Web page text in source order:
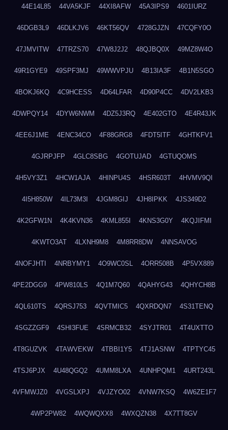
44E14L85 44VA5KJF 44XI8AFW 45A3IPS9 4601IURZ
46DGB3L9 46DLKJV6 46KT56QV 4728GJZN 47CQFY0O
47JMVITW 47TRZS70 47W8J2J2 48QJBQ0X 49MZ8W4O
49R1GYE9 49SPF3MJ 49WWVPJU 4B13IA3F 4B1N5SGO
4BOKJ6KQ 4C9HCESS 4D64LFAR 4D90P4CC 4DV2LKB3
4DWPQY14 4DYW6NWM 4DZ5J3RQ 4E402GTO 4E4R43JK
4EE6J1ME 4ENC34CO 4F88GRG8 4FDT5ITF 4GHTKFV1
4GJRPJFP 4GLC8SBG 4GOTUJAD 4GTUQOMS
4H5VY3Z1 4HCW1AJA 4HINPU4S 4HSR603T 4HVMV9QI
4I5H850W 4IL73M3I 4JGM8GIJ 4JH8IPKK 4JS349D2
4K2GFW1N 4K4KVN36 4KML855I 4KNS3G0Y 4KQJIFMI
4KWTO3AT 4LXNH9M8 4M8RR8DW 4NNSAVOG
4NOFJHTI 4NRBYMY1 4O9WC0SL 4ORR508B 4P5VX889
4PE2DGG9 4PW810LS 4Q1M7Q60 4QAHYG43 4QHYCH8B
4QL610TS 4QRSJ753 4QVTMIC5 4QXRDQN7 4S31TENQ
4SGZZGF9 4SHI3FUE 4SRMCB32 4SYJTR01 4T4UXTTO
4T8GUZVK 4TAWVEKW 4TBBI1Y5 4TJ1ASNW 4TPTYC45
4TSJ6PJX 4U48QGQ2 4UMM8LXA 4UNHPQM1 4URT243L
4VFMWJZ0 4VGSLXPJ 4VJZYO02 4VNW7KSQ 4W6ZE1F7
4WP2PW82 4WQWQXX8 4WXQZN38 4X7TT8GV